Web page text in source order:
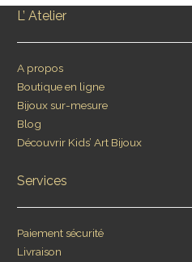
L’ Atelier
A propos
Boutique en ligne
Bijoux sur-mesure
Blog
Découvrir Kids’ Art Bijoux
Services
Paiement sécurité
Livraison